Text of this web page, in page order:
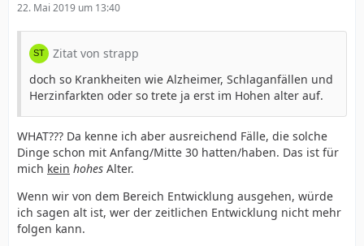
22. Mai 2019 um 13:40
Zitat von strapp
doch so Krankheiten wie Alzheimer, Schlaganfällen und
Herzinfarkten oder so trete ja erst im Hohen alter auf.
WHAT??? Da kenne ich aber ausreichend Fälle, die solche
Dinge schon mit Anfang/Mitte 30 hatten/haben. Das ist für
mich kein hohes Alter.
Wenn wir von dem Bereich Entwicklung ausgehen, würde
ich sagen alt ist, wer der zeitlichen Entwicklung nicht mehr
folgen kann.